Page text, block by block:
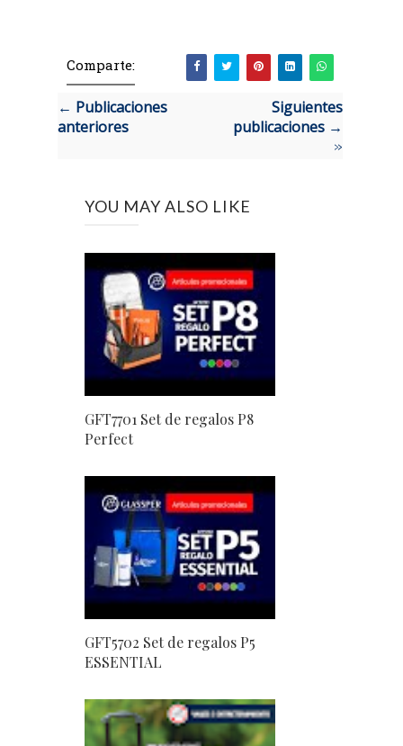
Comparte:
← Publicaciones
anteriores
Siguientes
publicaciones →
»
YOU MAY ALSO LIKE
GFT7701 Set de regalos P8
Perfect
GFT5702 Set de regalos P5
ESSENTIAL